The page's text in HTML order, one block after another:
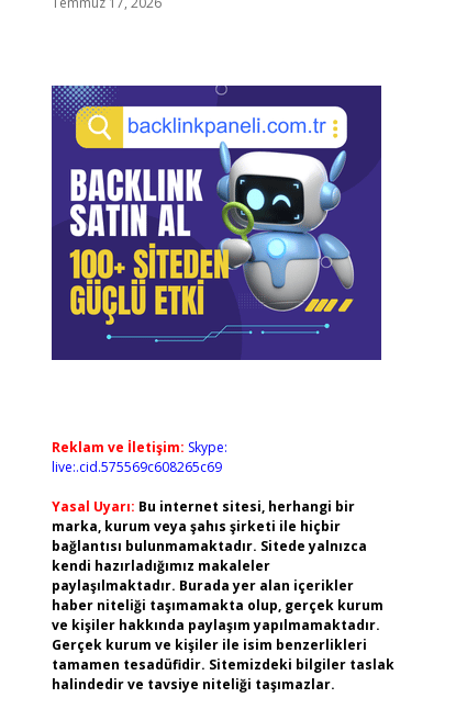
Reklam ve İletişim: Skype:
live:.cid.575569c608265c69
Yasal Uyarı: Bu internet sitesi, herhangi bir
marka, kurum veya şahıs şirketi ile hiçbir
bağlantısı bulunmamaktadır. Sitede yalnızca
kendi hazırladığımız makaleler
paylaşılmaktadır. Burada yer alan içerikler
haber niteliği taşımamakta olup, gerçek kurum
ve kişiler hakkında paylaşım yapılmamaktadır.
Gerçek kurum ve kişiler ile isim benzerlikleri
tamamen tesadüfidir. Sitemizdeki bilgiler taslak
halindedir ve tavsiye niteliği taşımazlar.